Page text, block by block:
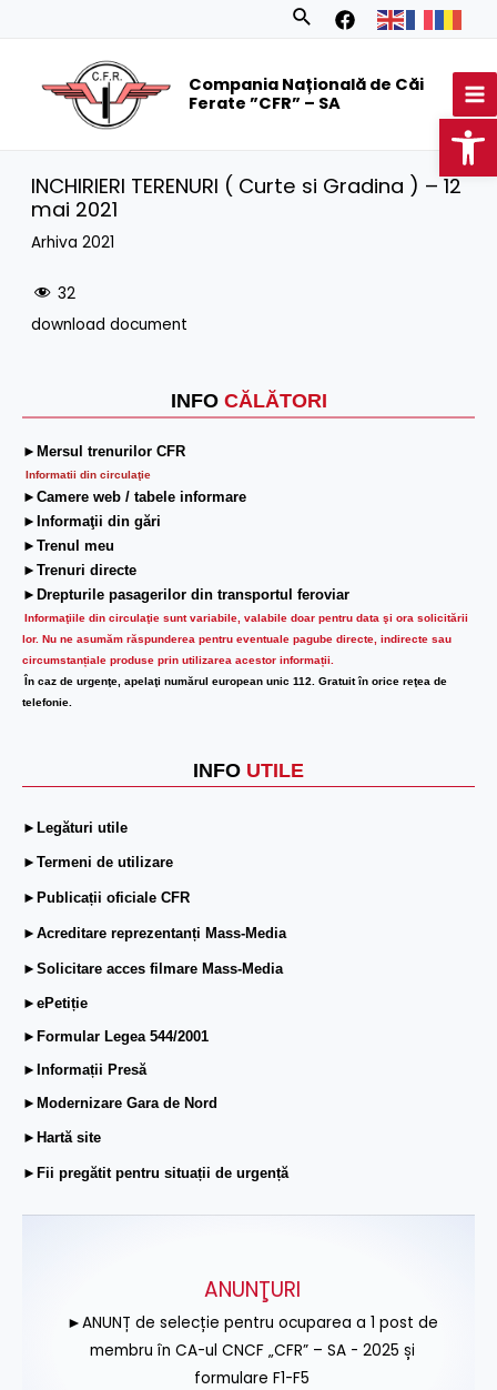
Search
Compania Națională de Căi
Ferate ”CFR” – SA
INFO CĂLĂTORI
►Mersul trenurilor CFR
Informatii din circulaţie
►Camere web / tabele informare
►Informaţii din gări
►Trenul meu
►Trenuri directe
►Drepturile pasagerilor din transportul feroviar
Informaţiile din circulaţie sunt variabile, valabile doar pentru data şi ora solicitării
lor. Nu ne asumăm răspunderea pentru eventuale pagube directe, indirecte sau
circumstanțiale produse prin utilizarea acestor informații.
În caz de urgenţe, apelaţi numărul european unic 112. Gratuit în orice reţea de
telefonie.
INFO UTILE
►Legături utile
►Termeni de utilizare
►Publicații oficiale CFR
►Acreditare reprezentanți Mass-Media
►Solicitare acces filmare Mass-Media
►ePetiție
►Formular Legea 544/2001
►Informații Presă
►Modernizare Gara de Nord
►Hartă site
►Fii pregătit pentru situații de urgență
INCHIRIERI TERENURI ( Curte si Gradina ) – 12
mai 2021
Arhiva 2021
32
download document
ANUNŢURI
►ANUNȚ de selecție pentru ocuparea a 1 post de
membru în CA-ul CNCF „CFR” – SA - 2025 și
formulare F1-F5